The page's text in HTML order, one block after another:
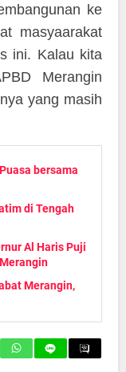
ke
masyaarakat
ini. Kalau kita
Merangin
yang masih
bersama
di Tengah
Al Haris Puji
Merangin,